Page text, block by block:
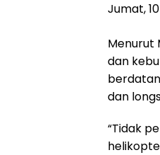
Jumat,
Menurut
dan
dan
“Tidak